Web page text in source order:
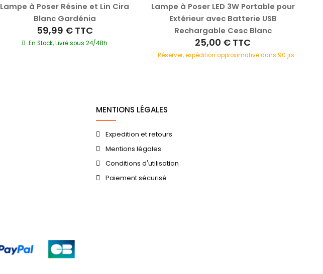
Lampe à Poser Résine et Lin Cira
Blanc Gardénia
59,99 € TTC
En Stock, Livré sous 24/48h
Lampe à Poser LED 3W Portable pour
Extérieur avec Batterie USB
Rechargable Cesc Blanc
25,00 € TTC
Réserver, expédition approximative dans 90 jrs
MENTIONS LÉGALES
Expedition et retours
Mentions légales
Conditions d'utilisation
Paiement sécurisé